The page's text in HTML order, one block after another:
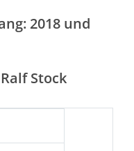
2018 und
Stock